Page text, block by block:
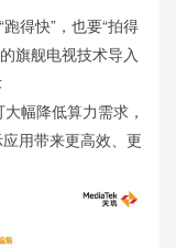
得快”，也要“拍得
旗舰电视技术导入
幅降低算力需求，
用带来更高效、更